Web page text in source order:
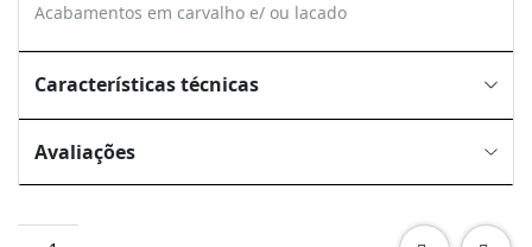
Acabamentos em carvalho e/ ou lacado
Características técnicas
Avaliações